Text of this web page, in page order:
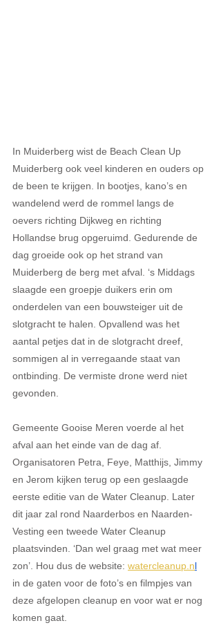
In Muiderberg wist de Beach Clean Up
Muiderberg ook veel kinderen en ouders op
de been te krijgen. In bootjes, kano’s en
wandelend werd de rommel langs de
oevers richting Dijkweg en richting
Hollandse brug opgeruimd. Gedurende de
dag groeide ook op het strand van
Muiderberg de berg met afval. ‘s Middags
slaagde een groepje duikers erin om
onderdelen van een bouwsteiger uit de
slotgracht te halen. Opvallend was het
aantal petjes dat in de slotgracht dreef,
sommigen al in verregaande staat van
ontbinding. De vermiste drone werd niet
gevonden.
Gemeente Gooise Meren voerde al het
afval aan het einde van de dag af.
Organisatoren Petra, Feye, Matthijs, Jimmy
en Jerom kijken terug op een geslaagde
eerste editie van de Water Cleanup. Later
dit jaar zal rond Naarderbos en Naarden-
Vesting een tweede Water Cleanup
plaatsvinden. ‘Dan wel graag met wat meer
zon’. Hou dus de website: watercleanup.nl
in de gaten voor de foto’s en filmpjes van
deze afgelopen cleanup en voor wat er nog
komen gaat.